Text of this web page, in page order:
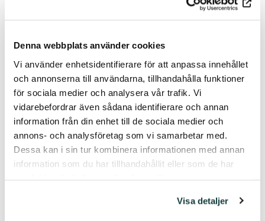
Denna webbplats använder cookies
Vi använder enhetsidentifierare för att anpassa innehållet
och annonserna till användarna, tillhandahålla funktioner
för sociala medier och analysera vår trafik. Vi
vidarebefordrar även sådana identifierare och annan
information från din enhet till de sociala medier och
annons- och analysföretag som vi samarbetar med.
Dessa kan i sin tur kombinera informationen med annan
information som du har tillhandahållit eller som de har
Visa detaljer
Erik och Margit Sarlin